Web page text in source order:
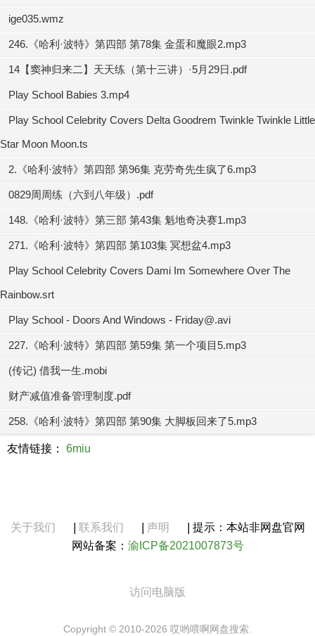
ige035.wmz
246.《哈利·波特》第四部 第78集 金蛋和魔眼2.mp3
14【窦神归来二】天天练（第十三讲）·5月29日.pdf
Play School Babies 3.mp4
Play School Celebrity Covers Delta Goodrem Twinkle Twinkle Little
Star Moon Moon.ts
2.《哈利·波特》第四部 第96集 克劳奇先生疯了6.mp3
0829周周练（六到八年级）.pdf
148.《哈利·波特》第三部 第43集 魁地奇决赛1.mp3
271.《哈利·波特》第四部 第103集 冥想盆4.mp3
Play School Celebrity Covers Dami Im Somewhere Over The
Rainbow.srt
Play School - Doors And Windows - Friday@.avi
227.《哈利·波特》第四部 第59集 第一个项目5.mp3
(传记) 借我一生.mobi
财产减值准备管理制度.pdf
258.《哈利·波特》第四部 第90集 大脚板回来了5.mp3
友情链接： 6miu
关于我们 联系我们 声明
提示：本站非网盘官网
网站备案： 渝ICP备2021007873号
访问电脑版
Copyright © 2010-2026 哎哟喂啊网盘搜索.